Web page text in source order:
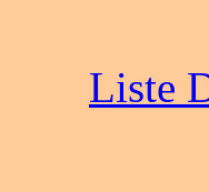
Liste